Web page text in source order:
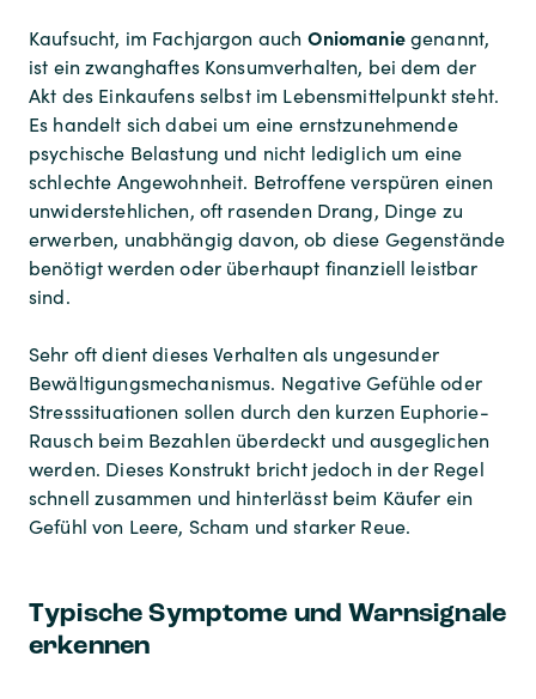
Kaufsucht, im Fachjargon auch Oniomaniegenannt,
ist ein zwanghaftes Konsumverhalten, bei dem der
Akt des Einkaufens selbst im Lebensmittelpunkt steht.
Es handelt sich dabei um eine ernstzunehmende
psychische Belastung und nicht lediglich um eine
schlechte Angewohnheit. Betroffene verspüren einen
unwiderstehlichen, oft rasenden Drang, Dinge zu
erwerben, unabhängig davon, ob diese Gegenstände
benötigt werden oder überhaupt finanziell leistbar
sind.
Sehr oft dient dieses Verhalten als ungesunder
Bewältigungsmechanismus. Negative Gefühle oder
Stresssituationen sollen durch den kurzen Euphorie-
Rausch beim Bezahlen überdeckt und ausgeglichen
werden. Dieses Konstrukt bricht jedoch in der Regel
schnell zusammen und hinterlässt beim Käufer ein
Gefühl von Leere, Scham und starker Reue.
Typische Symptome und Warnsignale
erkennen